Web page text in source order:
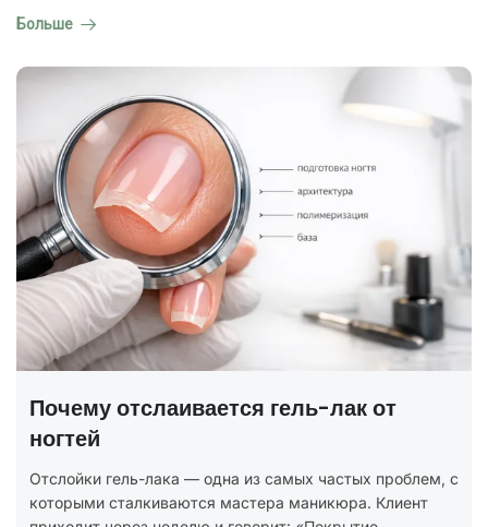
Больше
ГОСТ на маникюр Р 72319-2025 —
В 2025 году был утверждён новый национальный
стандарт ГОСТ Р 72319-2025 «Услуги бытовые.
Ногтевой сервис. Карты типовых технологических
процессов. Общие...